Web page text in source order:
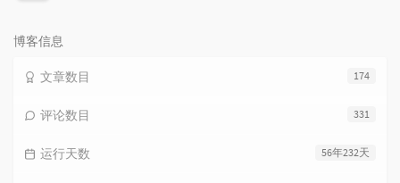
博客信息
174
文章数目
331
评论数目
56年232天
运行天数